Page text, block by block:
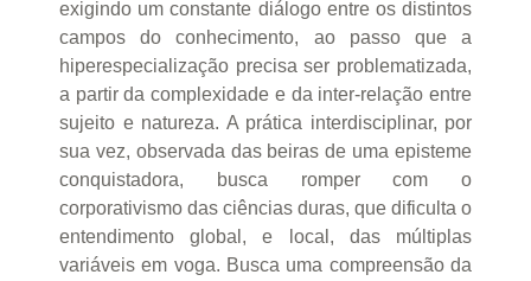
exigindo um constante diálogo entre os distintos
campos do conhecimento, ao passo que a
hiperespecialização precisa ser problematizada,
a partir da complexidade e da inter-relação entre
sujeito e natureza. A prática interdisciplinar, por
sua vez, observada das beiras de uma episteme
conquistadora, busca romper com o
corporativismo das ciências duras, que dificulta o
entendimento global, e local, das múltiplas
variáveis em voga. Busca uma compreensão da